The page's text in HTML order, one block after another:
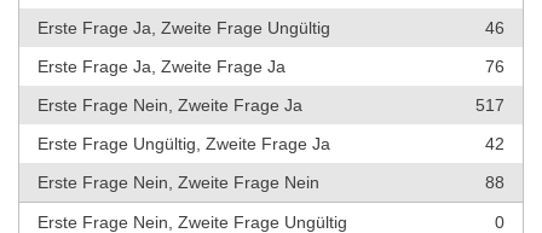
Erste Frage Ja, Zweite Frage Ungültig
46
Erste Frage Ja, Zweite Frage Ja
76
Erste Frage Nein, Zweite Frage Ja
517
Erste Frage Ungültig, Zweite Frage Ja
42
Erste Frage Nein, Zweite Frage Nein
88
Erste Frage Nein, Zweite Frage Ungültig
0